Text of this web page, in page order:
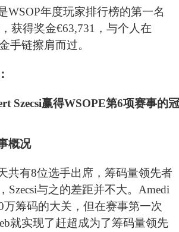
WSOP年度玩家排行榜的第一名
获得奖金€63,731，与个人在
手链擦肩而过。
概况
共有8位选手出席，筹码量领先者
Szecsi与之的差距并不大。Amedi
万筹码的大关，但在赛事第一次
就实现了赶超成为了筹码量领先